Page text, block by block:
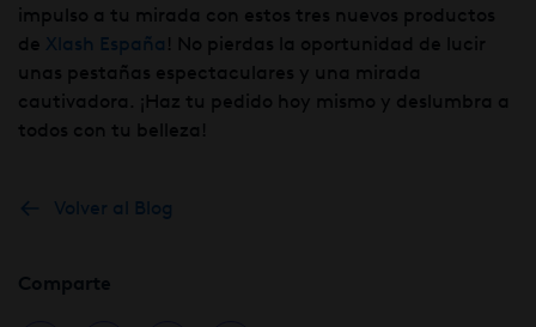
impulso a tu mirada con estos tres nuevos productos
de Xlash España ! No pierdas la oportunidad de lucir
unas pestañas espectaculares y una mirada
cautivadora. ¡Haz tu pedido hoy mismo y deslumbra a
todos con tu belleza!
Volver al Blog
Comparte